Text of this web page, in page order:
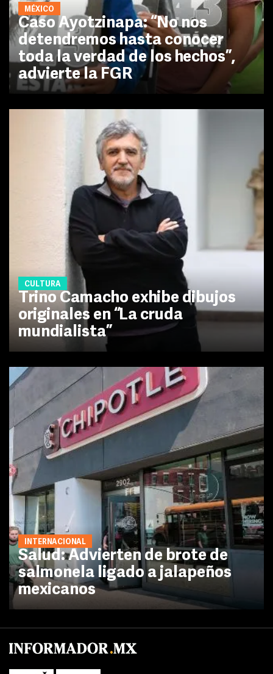
MÉXICO
Caso Ayotzinapa: “No nos
detendremos hasta conocer
toda la verdad de los hechos”,
advierte la FGR
CULTURA
Trino Camacho exhibe dibujos
originales en “La cruda
mundialista”
INTERNACIONAL
Salud: Advierten de brote de
salmonela ligado a jalapeños
mexicanos